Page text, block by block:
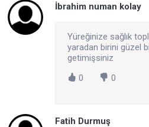
İbrahim numan kolay
Yüreğinize sağlık
yaradan birini güzel
getimişsiniz
0
0
Fatih Durmuş